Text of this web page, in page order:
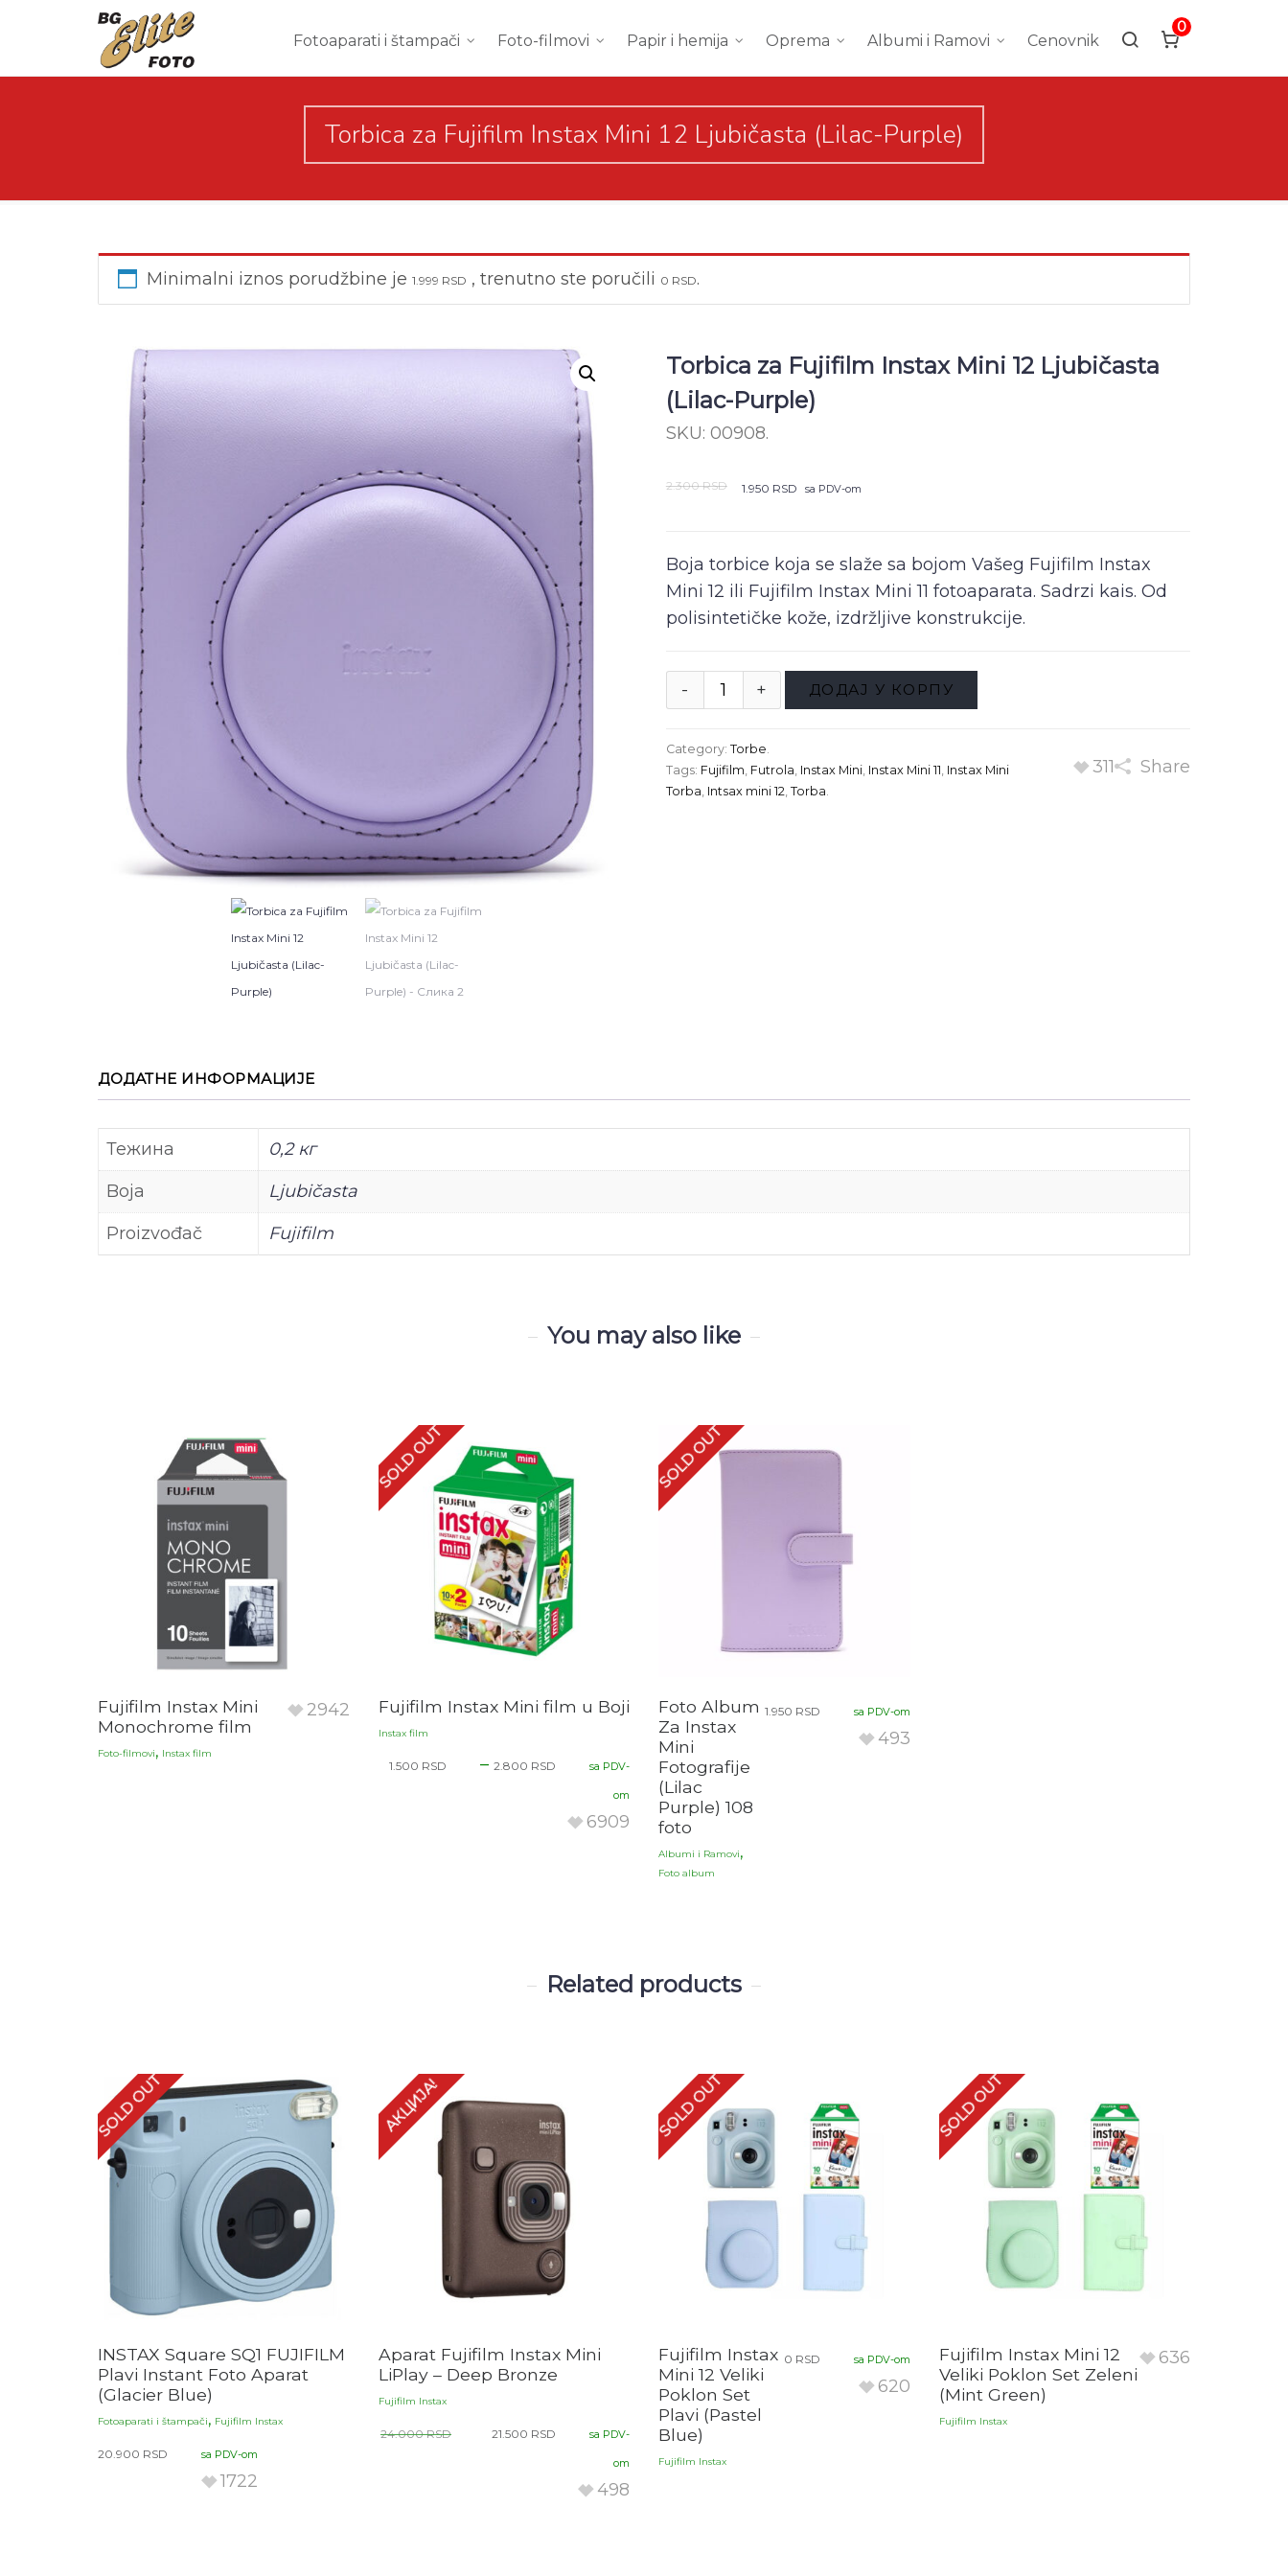
Fotoaparati i štampači Foto-filmovi Papir i hemija Oprema Albumi i Ramovi Cenovnik
0
Torbica za Fujifilm Instax Mini 12 Ljubičasta (Lilac-Purple)
Minimalni iznos porudžbine je 1.999 RSD , trenutno ste poručili 0 RSD.
Torbica za Fujifilm Instax Mini 12 Ljubičasta
(Lilac-Purple)
SKU: 00908.
2.300RSD 1.950 RSD sa PDV-om
Boja torbice koja se slaže sa bojom Vašeg Fujifilm Instax
Mini 12 ili Fujifilm Instax Mini 11 fotoaparata. Sadrzi kais. Od
polisintetičke kože, izdržljive konstrukcije.
ДОДАЈ У КОРПУ
Category: Torbe.
Tags: Fujifilm, Futrola, Instax Mini, Instax Mini 11, Instax Mini
Torba, Intsax mini 12, Torba.
311 Share
ДОДАТНЕ ИНФОРМАЦИЈЕ
Тежина
0,2 кг
Boja
Ljubičasta
Proizvođač
Fujifilm
You may also like
Fujifilm Instax Mini
Monochrome film
Foto-filmovi, Instax film
2942
SOLD OUT
Fujifilm Instax Mini film u Boji
Instax film
1.500 RSD – 2.800 RSD sa PDV-
om
6909
SOLD OUT
Foto Album
Za Instax
Mini
Fotografije
(Lilac
Purple) 108
foto
Albumi i Ramovi,
Foto album
1.950 RSD sa PDV-om
493
Related products
SOLD OUT
INSTAX Square SQ1 FUJIFILM
Plavi Instant Foto Aparat
(Glacier Blue)
Fotoaparati i štampači, Fujifilm Instax
20.900 RSD sa PDV-om
1722
АКЦИЈА!
Aparat Fujifilm Instax Mini
LiPlay – Deep Bronze
Fujifilm Instax
24.000RSD 21.500 RSD sa PDV-
om
498
SOLD OUT
Fujifilm Instax
Mini 12 Veliki
Poklon Set
Plavi (Pastel
Blue)
Fujifilm Instax
0 RSD sa PDV-om
620
SOLD OUT
Fujifilm Instax Mini 12
Veliki Poklon Set Zeleni
(Mint Green)
Fujifilm Instax
636